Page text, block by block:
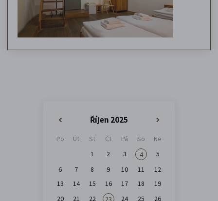
Říjen 2025
Po Út St Čt Pá So
Ne
1
2 3 4
5
6
7 8 9 10 11
12
13
14 15 16 17 18
19
20
21 22 23 24 25
26